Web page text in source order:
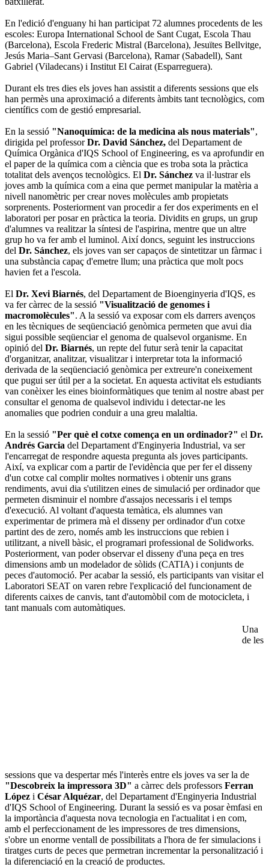
En l'edició d'enguany hi han participat 72 alumnes procedents de les
escoles: Europa International School de Sant Cugat, Escola Thau
(Barcelona), Escola Frederic Mistral (Barcelona), Jesuïtes Bellvitge,
Jesús Maria–Sant Gervasi (Barcelona), Ramar (Sabadell), Sant
Gabriel (Viladecans) i Institut El Cairat (Esparreguera).
Durant els tres dies els joves han assistit a diferents sessions que els
han permès una aproximació a diferents àmbits tant tecnològics, com
científics com de gestió empresarial.
En la sessió "Nanoquímica: de la medicina als nous materials",
dirigida pel professorDr. David Sánchez, del Departament de
Química Orgànica d'IQS School of Engineering, es va aprofundir en
el paper de la química com a ciència que es troba sota la pràctica
totalitat dels avenços tecnològics. El Dr. Sánchez va il·lustrar els
joves amb la química com a eina que permet manipular la matèria a
nivell nanomètric per crear noves molècules amb propietats
sorprenents. Posteriorment van procedir a fer dos experiments en el
laboratori per posar en pràctica la teoria. Dividits en grups, un grup
d'alumnes va realitzar la síntesi de l'aspirina, mentre que un altre
grup ho va fer amb el luminol. Així doncs, seguint les instruccions
del Dr. Sánchez, els joves van ser capaços de sintetitzar un fàrmac i
una substància capaç d'emetre llum; una pràctica que molt pocs
havien fet a l'escola.
El Dr. Xevi Biarnés, del Departament de Bioenginyeria d'IQS, es
va fer càrrec de la sessió "Visualització de genomes i
macromolècules". A la sessió va exposar com els darrers avenços
en les tècniques de seqüenciació genòmica permeten que avui dia
sigui possible seqüenciar el genoma de qualsevol organisme. En
opinió del Dr. Biarnés, un repte del futur serà tenir la capacitat
d'organitzar, analitzar, visualitzar i interpretar tota la informació
derivada de la seqüenciació genòmica per extreure'n coneixement
que pugui ser útil per a la societat. En aquesta activitat els estudiants
van conèixer les eines bioinformàtiques que tenim al nostre abast per
consultar el genoma de qualsevol individu i detectar‐ne les
anomalies que podrien conduir a una greu malaltia.
En la sessió "Per què el cotxe comença en un ordinador?" el Dr.
Andrés Garcia del Departament d'Enginyeria Industrial, va ser
l'encarregat de respondre aquesta pregunta als joves participants.
Així, va explicar com a partir de l'evidència que per fer el disseny
d'un cotxe cal complir moltes normatives i obtenir uns grans
rendiments, avui dia s'utilitzen eines de simulació per ordinador que
permeten disminuir el nombre d'assajos necessaris i el temps
d'execució. Al voltant d'aquesta temàtica, els alumnes van
experimentar de primera mà el disseny per ordinador d'un cotxe
partint des de zero, només amb les instruccions que rebien i
utilitzant, a nivell bàsic, el programari professional de Solidworks.
Posteriorment, van poder observar el disseny d'una peça en tres
dimensions amb un modelador de sòlids (CATIA) i conjunts de
peces d'automoció. Per acabar la sessió, els participants van visitar el
Laboratori SEAT on varen rebre l'explicació del funcionament de
diferents caixes de canvis, tant d'automòbil com de motocicleta, i
tant manuals com automàtiques.
Una
de les
sessions que va despertar més l'interès entre els joves va ser la de
"Descobreix la impressora 3D" a càrrec dels professors Ferran
López i César Alquézar, del Departament d'Enginyeria Industrial
d'IQS School of Engineering. Durant la sessió es va posar èmfasi en
la importància d'aquesta nova tecnologia en l'actualitat i en com,
amb el perfeccionament de les impressores de tres dimensions,
s'obre un enorme ventall de possibilitats a l'hora de fer simulacions i
tiratges curts de peces que permetran incrementar la personalització i
la diferenciació en la creació de productes.